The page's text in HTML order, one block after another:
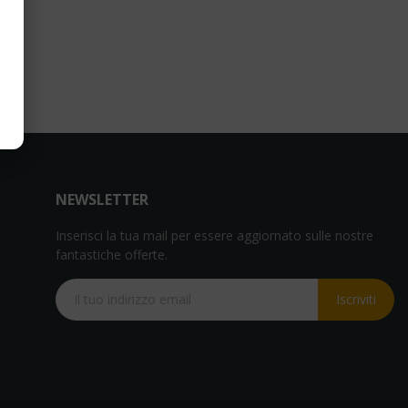
NEWSLETTER
Inserisci la tua mail per essere aggiornato sulle nostre
fantastiche offerte.
Iscriviti